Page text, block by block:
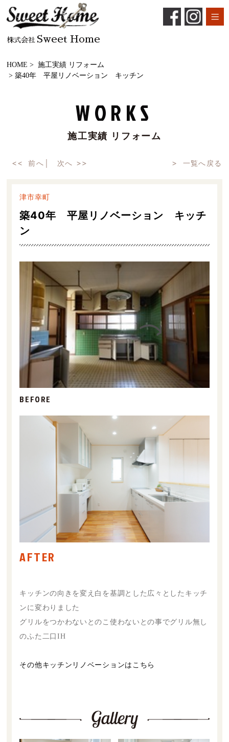
株式会社 Sweet Home
HOME >施工実績 リフォーム
> 築40年 平屋リノベーション キッチン
WORKS
施工実績 リフォーム
前へ 次へ 一覧へ戻る
津市幸町
築40年 平屋リノベーション キッチ
ン
BEFORE
AFTER
キッチンの向きを変え白を基調とした広々としたキッチ
ンに変わりました
グリルをつかわないとのこ使わないとの事でグリル無し
のふた二口IH
その他キッチンリノベーションはこちら